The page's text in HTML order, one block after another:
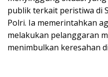
publik terkait peristiwa di
Polri. Ia memerintahkan
melakukan pelanggaran
menimbulkan keresahan